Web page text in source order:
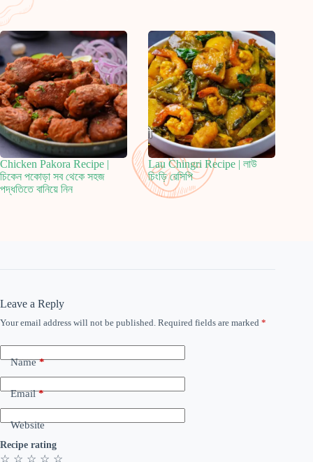
Chicken Pakora Recipe |
চিকেন পকোড়া সব থেকে সহজ
পদ্ধতিতে বানিয়ে নিন
Lau Chingri Recipe | লাউ
চিংড়ি রেসিপি
Leave a Reply
Your email address will not be published. Required fields are marked *
Name*
Email*
Website
Recipe rating
☆
☆
☆
☆
☆